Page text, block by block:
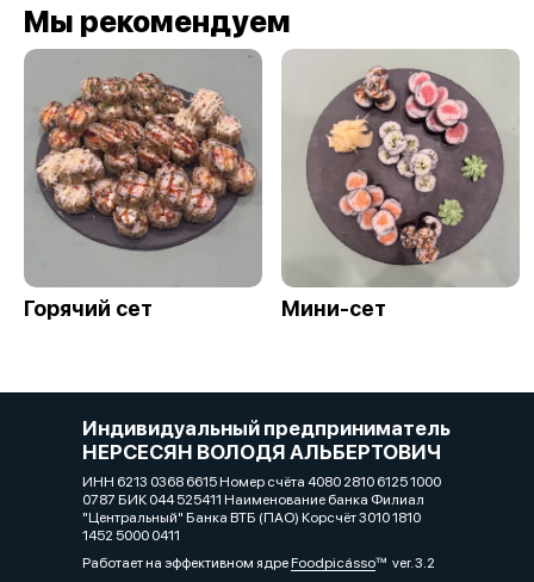
Мы рекомендуем
Горячий сет Мини-сет
Индивидуальный предприниматель
НЕРСЕСЯН ВОЛОДЯ АЛЬБЕРТОВИЧ
ИНН 6213 0368 6615 Номер счёта 4080 2810 6125 1000
0787 БИК 044 525411 Наименование банка Филиал
"Центральный" Банка ВТБ (ПАО) Корсчёт 3010 1810
1452 5000 0411
Работает на эффективном ядреFoodpicássover. 3.2